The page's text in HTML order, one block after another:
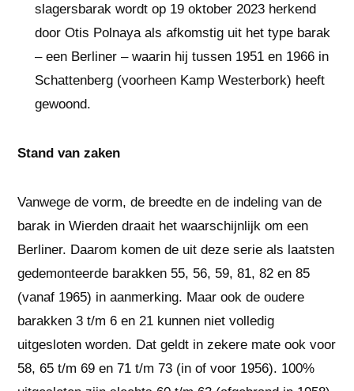
slagersbarak wordt op 19 oktober 2023 herkend
door Otis Polnaya als afkomstig uit het type barak
– een Berliner – waarin hij tussen 1951 en 1966 in
Schattenberg (voorheen Kamp Westerbork) heeft
gewoond.
Stand van zaken
Vanwege de vorm, de breedte en de indeling van de
barak in Wierden draait het waarschijnlijk om een
Berliner. Daarom komen de uit deze serie als laatsten
gedemonteerde barakken 55, 56, 59, 81, 82 en 85
(vanaf 1965) in aanmerking. Maar ook de oudere
barakken 3 t/m 6 en 21 kunnen niet volledig
uitgesloten worden. Dat geldt in zekere mate ook voor
58, 65 t/m 69 en 71 t/m 73 (in of voor 1956). 100%